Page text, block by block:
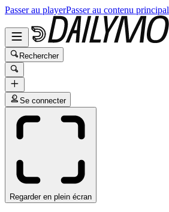
Passer au playerPasser au contenu principal
Rechercher
Se connecter
Regarder en plein écran